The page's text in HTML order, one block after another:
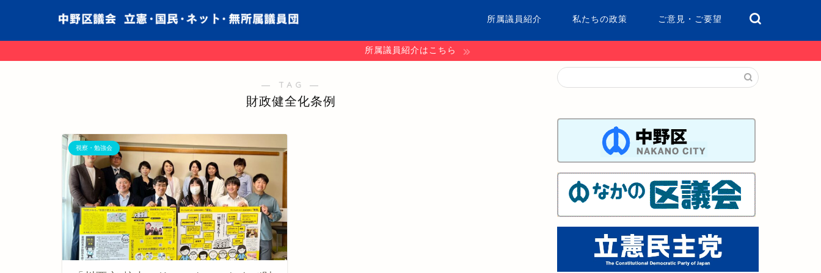
所属議員紹介 私たちの政策 ご意見・ご要望
所属議員紹介はこちら
― TAG ―
財政健全化条例
視察・勉強会